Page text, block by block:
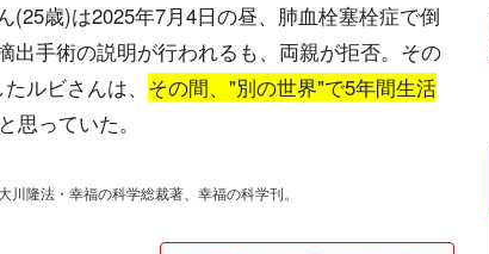
(25歳)は2025年7月4日の昼、肺血栓塞栓症で倒
出手術の説明が行われるも、両親が拒否。その
ルビさんは、 その間、"別の世界"で5年間生活
思っていた。
隆法・幸福の科学総裁著、幸福の科学刊。